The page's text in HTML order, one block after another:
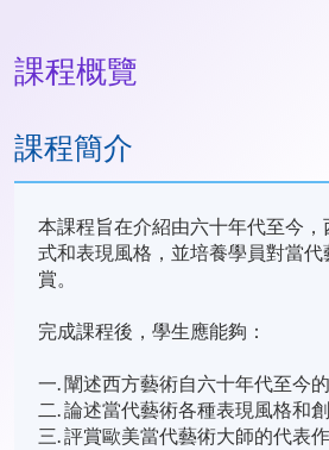
課程概覽
課程簡介
本課程旨在介紹由六十年代至今
式和表現風格，並培養學員對當代
賞。
完成課程後，學生應能夠：
一. 闡述西方藝術自六十年代至今的
二. 論述當代藝術各種表現風格和
三. 評賞歐美當代藝術大師的代表作